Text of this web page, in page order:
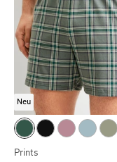
Neu
Prints